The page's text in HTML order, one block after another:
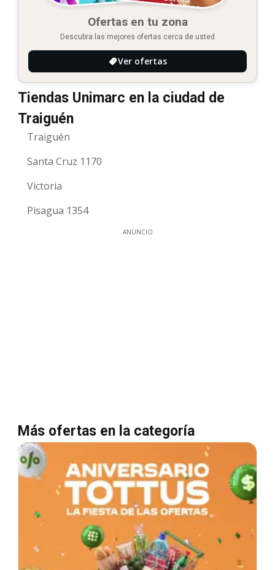
Ofertas en tu zona
Descubra las mejores ofertas cerca de usted
Ver ofertas
Tiendas Unimarc en la ciudad de
Traiguén
Traiguén
Santa Cruz 1170
Victoria
Pisagua 1354
ANUNCIO
Más ofertas en la categoría